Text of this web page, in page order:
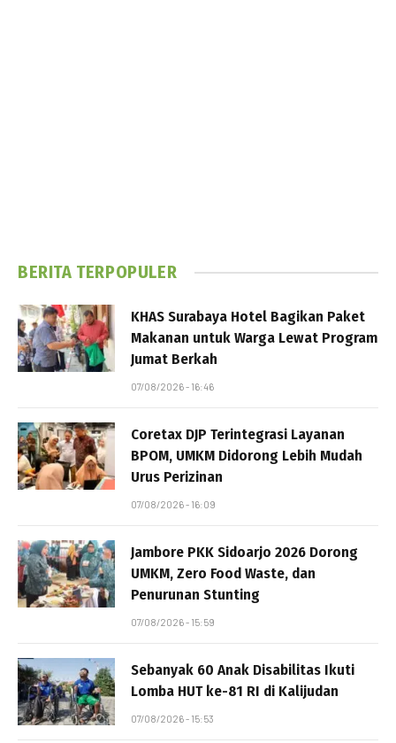
BERITA TERPOPULER
KHAS Surabaya Hotel Bagikan Paket
Makanan untuk Warga Lewat Program
Jumat Berkah
07/08/2026 - 16:46
Coretax DJP Terintegrasi Layanan
BPOM, UMKM Didorong Lebih Mudah
Urus Perizinan
07/08/2026 - 16:09
Jambore PKK Sidoarjo 2026 Dorong
UMKM, Zero Food Waste, dan
Penurunan Stunting
07/08/2026 - 15:59
Sebanyak 60 Anak Disabilitas Ikuti
Lomba HUT ke-81 RI di Kalijudan
07/08/2026 - 15:53